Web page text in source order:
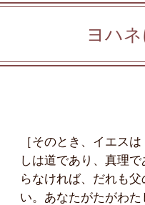
ヨハ
［そのとき、イエス
しは道であり、真理
らなければ、だれも
い。あなたがたがわ